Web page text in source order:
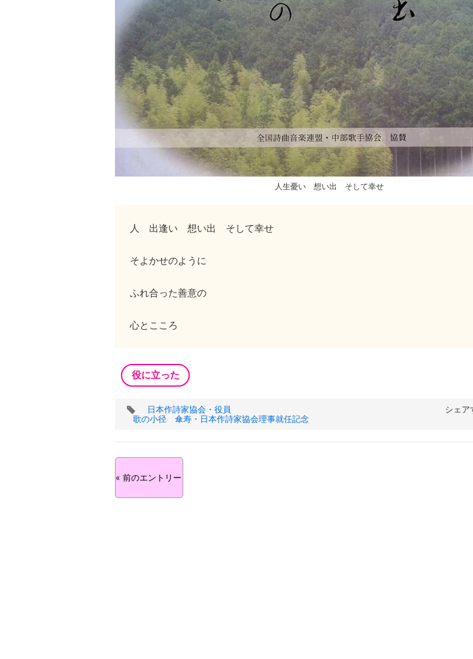
人生憂い 想い出 そして幸せ
人 出逢い 想い出 そして幸せ
そよかせのように
ふれ合った善意の
心とこころ
役に立った
タ
グ
日本作詩家協会・役員
歌の小径 傘寿・日本作詩家協会理事就任記念
シェア
« 前のエントリー